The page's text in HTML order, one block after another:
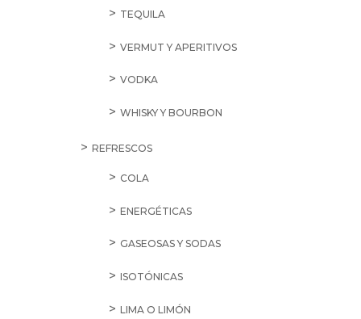
TEQUILA
VERMUT Y APERITIVOS
VODKA
WHISKY Y BOURBON
REFRESCOS
COLA
ENERGÉTICAS
GASEOSAS Y SODAS
ISOTÓNICAS
LIMA O LIMÓN